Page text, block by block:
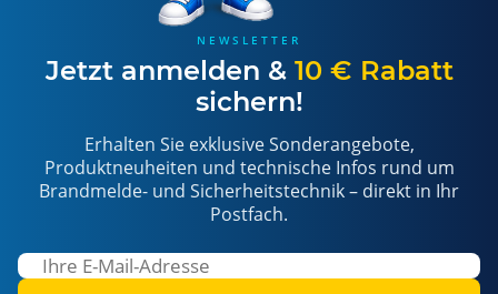
NEWSLETTER
Jetzt anmelden & 10 € Rabatt
sichern!
Erhalten Sie exklusive Sonderangebote,
Produktneuheiten und technische Infos rund um
Brandmelde- und Sicherheitstechnik – direkt in Ihr
Postfach.